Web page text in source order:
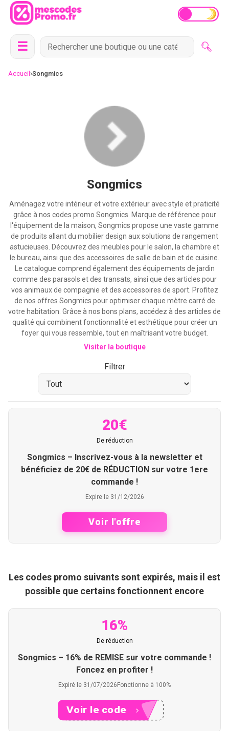
☰
Accueil ›Songmics
Songmics
Aménagez votre intérieur et votre extérieur avec style et praticité
grâce à nos codes promo Songmics. Marque de référence pour
l'équipement de la maison, Songmics propose une vaste gamme
de produits allant du mobilier design aux solutions de rangement
astucieuses. Découvrez des meubles pour le salon, la chambre et
le bureau, ainsi que des accessoires de salle de bain et de cuisine.
Le catalogue comprend également des équipements de jardin
comme des parasols et des transats, ainsi que des articles pour
vos animaux de compagnie et des accessoires de sport. Profitez
de nos offres Songmics pour optimiser chaque mètre carré de
votre habitation. Grâce à nos bons plans, accédez à des articles de
qualité qui combinent fonctionnalité et esthétique pour créer un
foyer qui vous ressemble, tout en maîtrisant votre budget.
Visiter la boutique
Filtrer
20€
De réduction
Songmics – Inscrivez-vous à la newsletter et
bénéficiez de 20€ de RÉDUCTION sur votre 1ere
commande !
Expire le 31/12/2026
Voir l'offre
Les codes promo suivants sont expirés, mais il est
possible que certains fonctionnent encore
16%
De réduction
Songmics – 16% de REMISE sur votre commande !
Foncez en profiter !
Expiré le 31/07/2026 Fonctionne à 100%
XXXFF
Voir le code